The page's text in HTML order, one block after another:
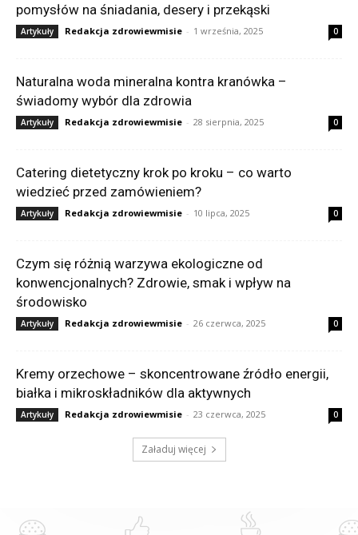
pomysłów na śniadania, desery i przekąski
Artykuły Redakcja zdrowiewmisie - 1 września, 2025 0
Naturalna woda mineralna kontra kranówka –
świadomy wybór dla zdrowia
Artykuły Redakcja zdrowiewmisie - 28 sierpnia, 2025 0
Catering dietetyczny krok po kroku – co warto
wiedzieć przed zamówieniem?
Artykuły Redakcja zdrowiewmisie - 10 lipca, 2025 0
Czym się różnią warzywa ekologiczne od
konwencjonalnych? Zdrowie, smak i wpływ na
środowisko
Artykuły Redakcja zdrowiewmisie - 26 czerwca, 2025 0
Kremy orzechowe – skoncentrowane źródło energii,
białka i mikroskładników dla aktywnych
Artykuły Redakcja zdrowiewmisie - 23 czerwca, 2025 0
Załaduj więcej